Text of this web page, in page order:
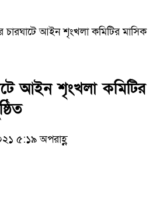
চারঘাটে আইন শৃংখলা কমিটির মাসিক
আইন শৃংখলা কমিটির
৫:১৯ অপরাহ্ণ